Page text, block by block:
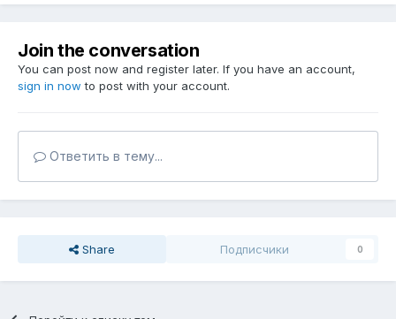
Join the conversation
You can post now and register later. If you have an account,
sign in now to post with your account.
Ответить в тему...
Share Подписчики 0